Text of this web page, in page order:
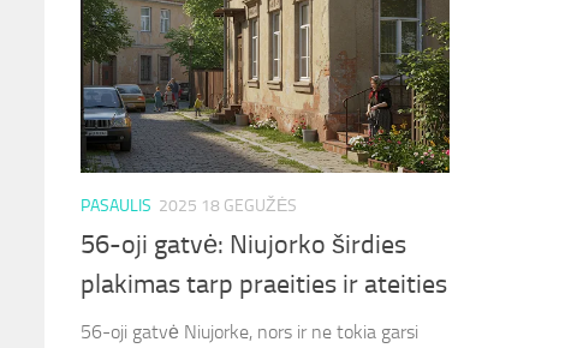
PASAULIS 2025 18 GEGUŽĖS
56-oji gatvė: Niujorko širdies
plakimas tarp praeities ir ateities
56-oji gatvė Niujorke, nors ir ne tokia garsi